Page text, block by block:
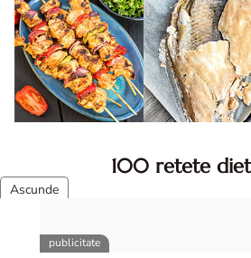
100 retete
100 Retete dietetice, Retete